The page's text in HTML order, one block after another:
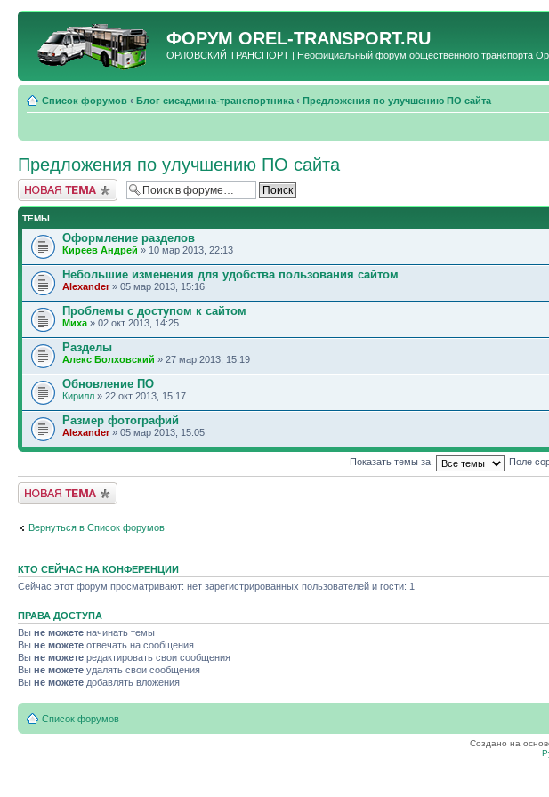
ФОРУМ OREL-TRANSPORT.RU
ОРЛОВСКИЙ ТРАНСПОРТ | Неофициальный форум общественного транспорта
Список форумов ‹ Блог сисадмина-транспортника ‹ Предложения по улучшению ПО сайта
Предложения по улучшению ПО сайта
Новая тема
ТЕМЫ
Оформление разделов
Киреев Андрей » 10 мар 2013, 22:13
Небольшие изменения для удобства пользования сайтом
Alexander» 05 мар 2013, 15:16
Проблемы с доступом к сайтом
Миха » 02 окт 2013, 14:25
Разделы
Алекс Болховский » 27 мар 2013, 15:19
Обновление ПО
Кирилл » 22 окт 2013, 15:17
Размер фотографий
Alexander» 05 мар 2013, 15:05
Показать темы за: Поле
Новая тема
Вернуться в Список форумов
КТО СЕЙЧАС НА КОНФЕРЕНЦИИ
Сейчас этот форум просматривают: нет зарегистрированных пользователей и гости: 1
ПРАВА ДОСТУПА
Вы не можете начинать темы
Вы не можете отвечать на сообщения
Вы не можете редактировать свои сообщения
Вы не можете удалять свои сообщения
Вы не можете добавлять вложения
Список форумов
Создано на